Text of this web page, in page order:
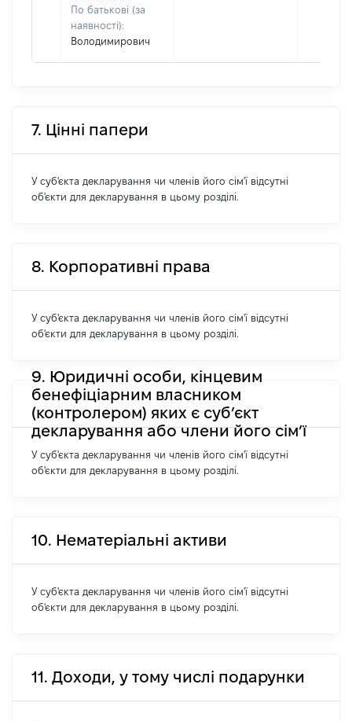
По батькові (за
наявності):
Володимирович
7. Цінні папери
У суб'єкта декларування чи членів його сім'ї відсутні
об'єкти для декларування в цьому розділі.
8. Корпоративні права
У суб'єкта декларування чи членів його сім'ї відсутні
об'єкти для декларування в цьому розділі.
9. Юридичні особи, кінцевим
бенефіціарним власником
(контролером) яких є суб’єкт
декларування або члени його сім’ї
У суб'єкта декларування чи членів його сім'ї відсутні
об'єкти для декларування в цьому розділі.
10. Нематеріальні активи
У суб'єкта декларування чи членів його сім'ї відсутні
об'єкти для декларування в цьому розділі.
11. Доходи, у тому числі подарунки